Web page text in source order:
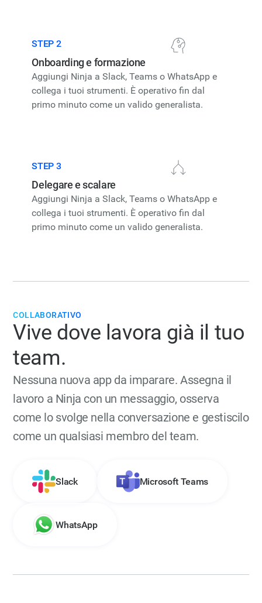
STEP 2
Onboarding e formazione
Aggiungi Ninja a Slack, Teams o WhatsApp e
collega i tuoi strumenti. È operativo fin dal
primo minuto come un valido generalista.
STEP 3
Delegare e scalare
Aggiungi Ninja a Slack, Teams o WhatsApp e
collega i tuoi strumenti. È operativo fin dal
primo minuto come un valido generalista.
COLLABORATIVO
Vive dove lavora già il tuo
team.
Nessuna nuova app da imparare. Assegna il
lavoro a Ninja con un messaggio, osserva
come lo svolge nella conversazione e gestiscilo
come un qualsiasi membro del team.
Slack Microsoft Teams
WhatsApp